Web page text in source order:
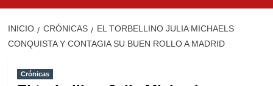
INICIO CRÓNICAS
EL TORBELLINO JULIA MICHAELS
CONQUISTA Y CONTAGIA SU BUEN ROLLO A MADRID
Crónicas